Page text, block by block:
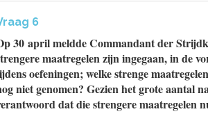
6
30 april meldde Commandant der
maatregelen zijn ingegaan, in de
oefeningen; welke strenge
niet genomen? Gezien het grote aantal
dat die strengere maatregelen